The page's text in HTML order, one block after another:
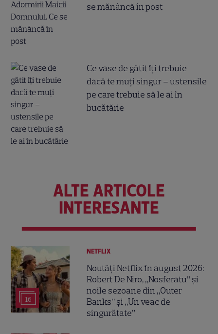
se mănâncă în post
Ce vase de gătit îți trebuie
dacă te muți singur – ustensile
pe care trebuie să le ai în
bucătărie
ALTE ARTICOLE
INTERESANTE
16
NETFLIX
Noutăți Netflix în august 2026:
Robert De Niro, „Nosferatu” și
noile sezoane din „Outer
Banks” și „Un veac de
singurătate”